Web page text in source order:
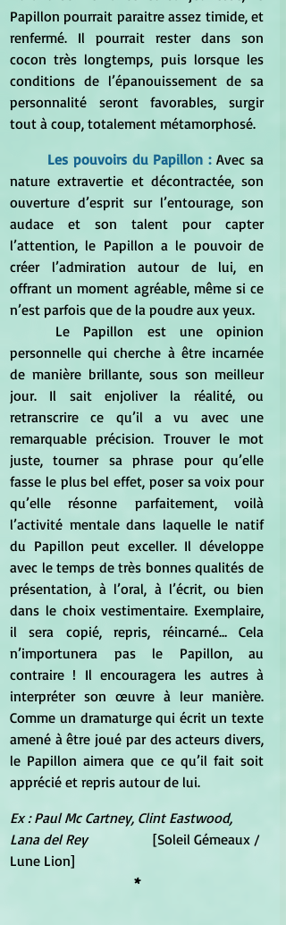
Papillon pourrait paraitre assez timide, et
renfermé. Il pourrait rester dans son
cocon très longtemps, puis lorsque les
conditions de l’épanouissement de sa
personnalité seront favorables, surgir
tout à coup, totalement métamorphosé.
	Les pouvoirs du Papillon :
Avec sa
nature extravertie et décontractée, son
ouverture d’esprit sur l’entourage, son
audace et son talent pour capter
l’attention, le Papillon a le pouvoir de
créer l’admiration autour de lui, en
offrant un moment agréable, même si ce
n’est parfois que de la poudre aux yeux.
personnelle qui cherche à être incarnée
de manière brillante, sous son meilleur
jour. Il sait enjoliver la réalité, ou
retranscrire ce qu’il a vu avec une
remarquable précision. Trouver le mot
juste, tourner sa phrase pour qu’elle
fasse le plus bel effet, poser sa voix pour
qu’elle résonne parfaitement, voilà
l’activité mentale dans laquelle le natif
du Papillon peut exceller. Il développe
avec le temps de très bonnes qualités de
présentation, à l’oral, à l’écrit, ou bien
dans le choix vestimentaire. Exemplaire,
il sera copié, repris, réincarné… Cela
n’importunera pas le Papillon, au
contraire ! Il encouragera les autres à
interpréter son œuvre à leur manière.
Comme un dramaturge qui écrit un texte
amené à être joué par des acteurs divers,
le Papillon aimera que ce qu’il fait soit
apprécié et repris autour de lui.
Ex : Paul Mc Cartney, Clint Eastwood,
Lana del Rey [Soleil Gémeaux /
Lune Lion]
*